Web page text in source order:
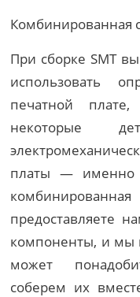
Комбинированная
При сборке SMT
использовать
печатной
некоторые
платы — именно
предоставляете
компоненты, и мы
может
соберем их